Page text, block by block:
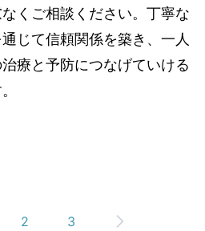
くご相談ください。丁寧な
じて信頼関係を築き、一人
療と予防につなげていける
2 3